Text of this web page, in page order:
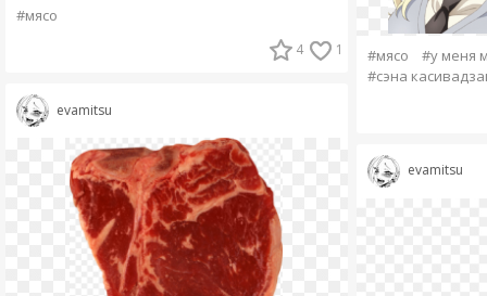
#мясо
4 1
evamitsu
#мясо
#у меня
#сэна
evamitsu